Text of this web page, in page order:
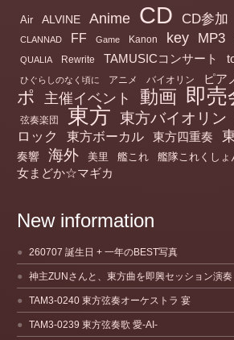
Air ALVINE Anime CD CD参加
CLANNAD FF Game Kanon key MP3
QUALIA Rewrite TAMUSICコンサート
ひぐらしのなく頃に アニメ バイオリン ピア
ポ
主催イベント 動画 即売
弦奏楽団 東方 東方バイオリン
ロック
東方ボーカル 東方四重奏
奏響
海外 美里 艦これ 艦隊これくしょ
女まどか☆マギカ
New information
260707 誕生日 + 一年のBEST写真
神主ZUNさんと、東方曲を即興セッション演奏
TAM3-0240 東方弦奏オーケストラ 宴
TAM3-0239 東方弦奏歌 愛-AI-